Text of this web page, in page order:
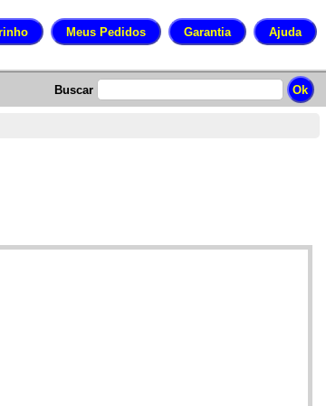
Buscar